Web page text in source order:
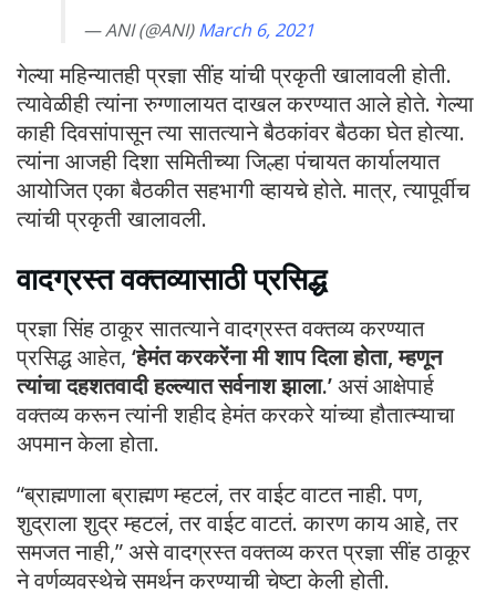
— ANI (@ANI)March 6, 2021
गेल्या महिन्यातही प्रज्ञा सींह यांची प्रकृती खालावली होती.
त्यावेळीही त्यांना रुग्णालायत दाखल करण्यात आले होते. गेल्या
काही दिवसांपासून त्या सातत्याने बैठकांवर बैठका घेत होत्या.
त्यांना आजही दिशा समितीच्या जिल्हा पंचायत कार्यालयात
आयोजित एका बैठकीत सहभागी व्हायचे होते. मात्र, त्यापूर्वीच
त्यांची प्रकृती खालावली.
वादग्रस्त वक्तव्यासाठी प्रसिद्ध
प्रज्ञा सिंह ठाकूर सातत्याने वादग्रस्त वक्तव्य करण्यात
प्रसिद्ध आहेत, ‘हेमंत करकरेंना मी शाप दिला होता, म्हणून
त्यांचा दहशतवादी हल्ल्यात सर्वनाश झाला.’असं आक्षेपार्ह
वक्तव्य करून त्यांनी शहीद हेमंत करकरे यांच्या हौतात्म्याचा
अपमान केला होता.
“ब्राह्मणाला ब्राह्मण म्हटलं, तर वाईट वाटत नाही. पण,
शुद्राला शुद्र म्हटलं, तर वाईट वाटतं. कारण काय आहे, तर
समजत नाही,” असे वादग्रस्त वक्तव्य करत प्रज्ञा सींह ठाकूर
ने वर्णव्यवस्थेचे समर्थन करण्याची चेष्टा केली होती.